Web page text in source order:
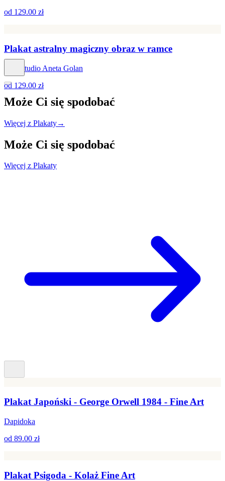
od 129.00 zł
Plakat astralny magiczny obraz w ramce
Hog Studio Aneta Golan
od 129.00 zł
Może Ci się spodobać
Więcej z Plakaty→
Może Ci się spodobać
Więcej z Plakaty
Plakat Japoński - George Orwell 1984 - Fine Art
Dapidoka
od 89.00 zł
Plakat Psigoda - Kolaż Fine Art